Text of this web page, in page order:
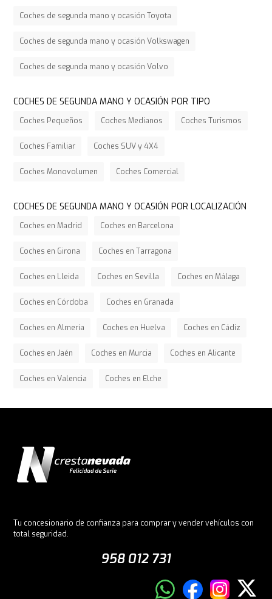
Coches de segunda mano y ocasión Toyota
Coches de segunda mano y ocasión Volkswagen
Coches de segunda mano y ocasión Volvo
COCHES DE SEGUNDA MANO Y OCASIÓN POR TIPO
Coches Pequeños Coches Medianos Coches Turismos
Coches Familiar Coches SUV y 4X4
Coches Monovolumen Coches Comercial
COCHES DE SEGUNDA MANO Y OCASIÓN POR LOCALIZACIÓN
Coches en Madrid Coches en Barcelona
Coches en Girona Coches en Tarragona
Coches en Lleida Coches en Sevilla Coches en Málaga
Coches en Córdoba Coches en Granada
Coches en Almería Coches en Huelva Coches en Cádiz
Coches en Jaén Coches en Murcia Coches en Alicante
Coches en Valencia Coches en Elche
Tu concesionario de confianza para comprar y vender vehículos con
total seguridad.
958 012 731